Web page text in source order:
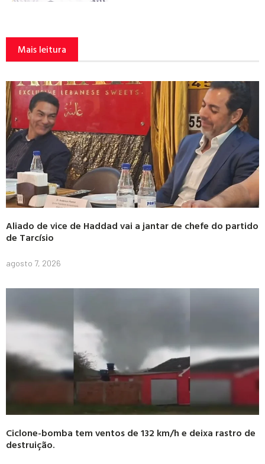
Mais leitura
Aliado de vice de Haddad vai a jantar de chefe do partido
de Tarcísio
agosto 7, 2026
Ciclone-bomba tem ventos de 132 km/h e deixa rastro de
destruição.